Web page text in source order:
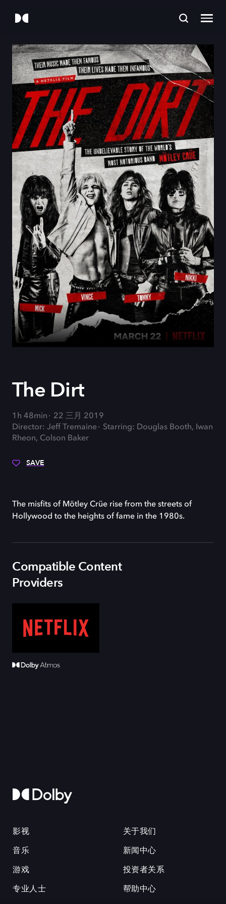
The Dirt
1h 48min
22 三月 2019
Director: Jeff Tremaine
Starring: Douglas Booth, Iwan
Rheon, Colson Baker
SAVE
The misfits of Mötley Crüe rise from the streets of
Hollywood to the heights of fame in the 1980s.
Compatible Content
Providers
影视
音乐
游戏
专业人士
关于我们
新闻中心
投资者关系
帮助中心